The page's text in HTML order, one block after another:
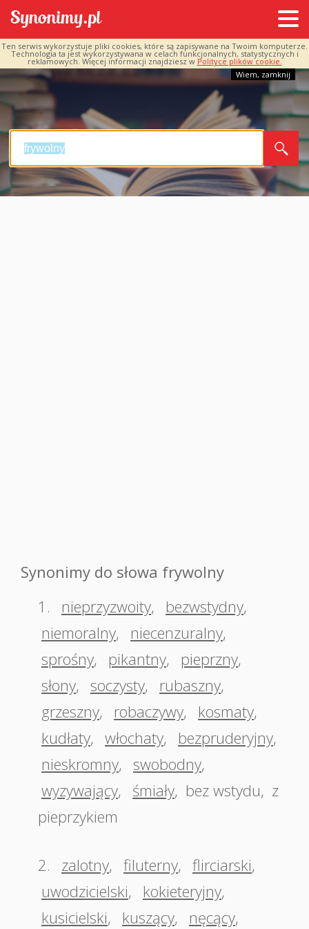
Ten serwis wykorzystuje pliki cookies, które są zapisywane na Twoim komputerze.
Technologia ta jest wykorzystywana w celach funkcjonalnych, statystycznych i
reklamowych. Więcej informacji znajdziesz w Polityce plików cookie.
Wiem, zamknij
Synonimy do słowa frywolny
1.
nieprzyzwoity, bezwstydny,
niemoralny, niecenzuralny,
sprośny, pikantny, pieprzny,
słony, soczysty, rubaszny,
grzeszny, robaczywy, kosmaty,
kudłaty, włochaty, bezpruderyjny,
nieskromny, swobodny,
wyzywający, śmiały, bez wstydu, z
pieprzykiem
2. zalotny, filuterny, flirciarski,
uwodzicielski, kokieteryjny,
kusicielski, kuszący, nęcący,